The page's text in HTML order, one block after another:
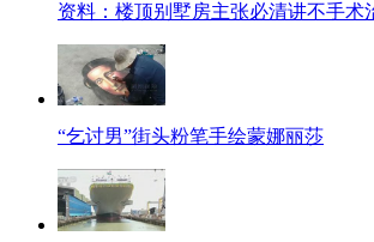
资料：楼顶别墅房主张必清讲不手术
“乞讨男”街头粉笔手绘蒙娜丽莎